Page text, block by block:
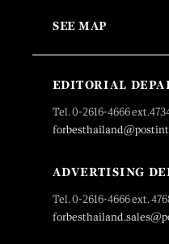
SEE MAP
EDITORIAL
Tel. 0-2616-4666
ADVERTISING
Tel. 0-2616-4666 ext.